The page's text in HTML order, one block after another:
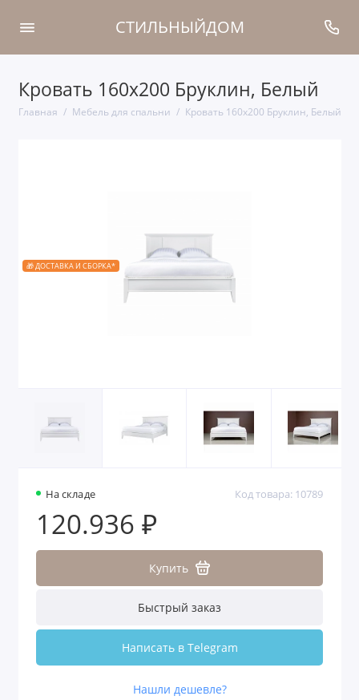
СТИЛЬНЫЙДОМ
Кровать 160x200 Бруклин, Белый
Главная Мебель для спальни Кровать 160x200 Бруклин, Белый
🎁 ДОСТАВКА И СБОРКА*
На складе Код товара: 10789
120.936 ₽
Купить
Быстрый заказ
Написать в Telegram
Нашли дешевле?